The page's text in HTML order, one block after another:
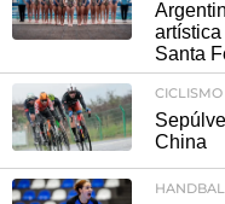
Santa
CICLISMO
China